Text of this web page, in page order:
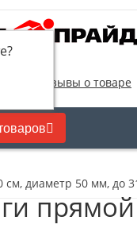
?
Отзывы о товаре
диаметр 50 мм, до